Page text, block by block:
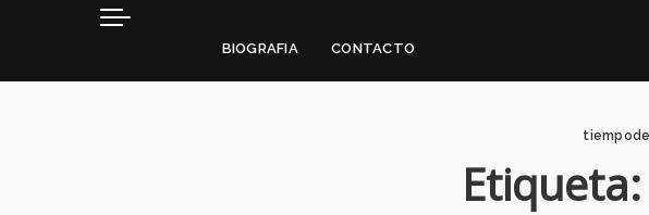
BIOGRAFIA CONTACTO
Etiqueta: